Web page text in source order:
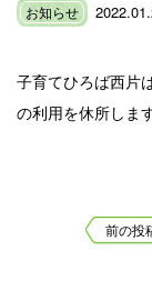
お知らせ
子育てひろば西片
の利用を休所します
前の投